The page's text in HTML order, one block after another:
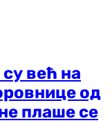
већ на
од
плаше се